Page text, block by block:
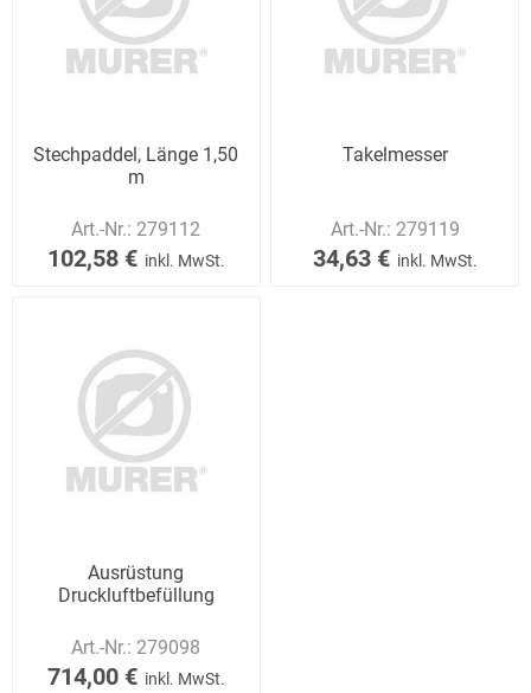
Stechpaddel, Länge 1,50
m
Art.-Nr.: 279112
102,58 € inkl. MwSt.
Takelmesser
Art.-Nr.: 279119
34,63 € inkl. MwSt.
Ausrüstung
Druckluftbefüllung
Art.-Nr.: 279098
714,00 € inkl. MwSt.